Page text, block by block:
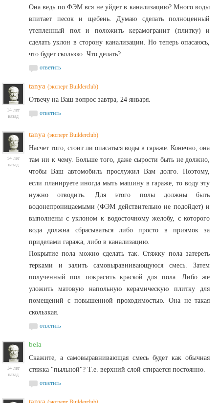
Она ведь по ФЭМ вся не уйдет в канализацию? Много воды
впитает песок и щебень. Думаю сделать полноценный
утепленный пол и положить керамогранит (плитку) и
сделать уклон в сторону канализации. Но теперь опасаюсь,
что будет скользко. Что делать?
ответить
14 лет
назад
tanya (эксперт Builderclub)
Отвечу на Ваш вопрос завтра, 24 января.
ответить
14 лет
назад
tanya (эксперт Builderclub)
Насчет того, стоит ли опасаться воды в гараже. Конечно, она
там ни к чему. Больше того, даже сырости быть не должно,
чтобы Ваш автомобиль прослужил Вам долго. Поэтому,
если планируете иногда мыть машину в гараже, то воду эту
нужно отводить. Для этого полы должны быть
водонепроницаемыми (ФЭМ действительно не подойдет) и
выполнены с уклоном к водосточному желобу, с которого
вода должна сбрасываться либо просто в приямок за
приделами гаража, либо в канализацию.
Покрытие пола можно сделать так. Стяжку пола затереть
терками и залить самовыравнивающуюся смесь. Затем
полученный пол покрасить краской для пола. Либо же
уложить матовую напольную керамическую плитку для
помещений с повышенной проходимостью. Она не такая
скользкая.
ответить
14 лет
назад
bela
Скажите, а самовыравнивающая смесь будет как обычная
стяжка "пыльной"? Т.е. верхний слой стирается постоянно.
ответить